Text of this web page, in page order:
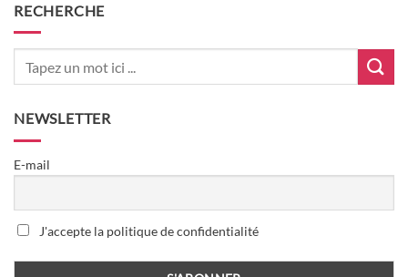
RECHERCHE
NEWSLETTER
E-mail
J'accepte la politique de confidentialité